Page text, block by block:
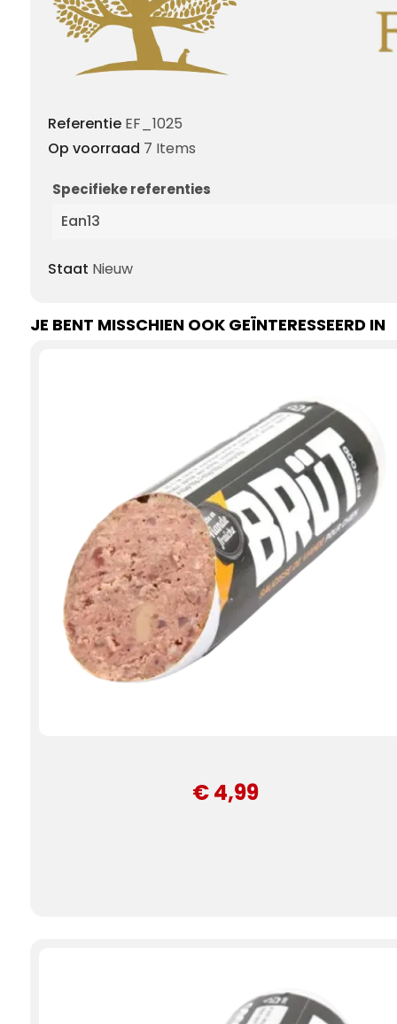
Referentie EF_1025
Op voorraad 7 Items
Specifieke referenties
Ean13
Staat Nieuw
JE BENT MISSCHIEN OOK GEÏNTERESSEERD IN
€ 4,99